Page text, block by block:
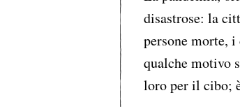
disastrose: la
persone morte,
qualche motivo
loro per il cibo;